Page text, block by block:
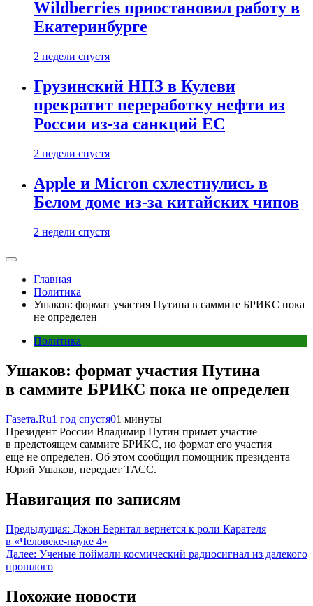
Wildberries приостановил работу в
Екатеринбурге
2 недели спустя
Грузинский НПЗ в Кулеви
прекратит переработку нефти из
России из-за санкций ЕС
2 недели спустя
Apple и Micron схлестнулись в
Белом доме из-за китайских чипов
2 недели спустя
Главная
Политика
Ушаков: формат участия Путина в саммите БРИКС пока
не определен
Политика
Ушаков: формат участия Путина
в саммите БРИКС пока не определен
Газета.Ru1 год спустя01 минуты
Президент России Владимир Путин примет участие
в предстоящем саммите БРИКС, но формат его участия
еще не определен. Об этом сообщил помощник президента
Юрий Ушаков, передает ТАСС.
Навигация по записям
Предыдущая: Джон Бернтал вернётся к роли Карателя
в «Человеке-пауке 4»
Далее: Ученые поймали космический радиосигнал из далекого
прошлого
Похожие новости